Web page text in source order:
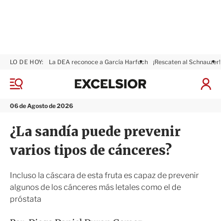
M
n
06 de Agosto de 2026
LO DE HOY: La DEA reconoce a García Harfuch ¡Rescaten al Schnauzer!
I
x
i
r
¿La sandía puede prevenir
varios tipos de cánceres?
Incluso la cáscara de esta fruta es capaz de prevenir
algunos de los cánceres más letales como el de
próstata